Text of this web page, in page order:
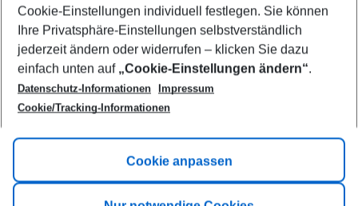
Footer
Footer navigation
Title A
Link A
Cookie-Einstellungen individuell festlegen. Sie können
Ihre Privatsphäre-Einstellungen selbstverständlich
jederzeit ändern oder widerrufen – klicken Sie dazu
einfach unten auf „Cookie-Einstellungen ändern“.
Datenschutz-Informationen
Impressum
Cookie/Tracking-Informationen
Cookie anpassen